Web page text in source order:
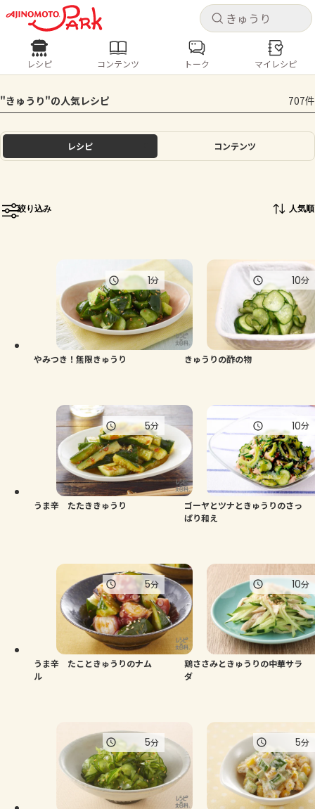
キャ
ログインするとレシピを保存できます
ログイン
ホーム
トーク
よくあるお問い合わせ
お買い物
キャ
レシピ コンテンツ
人気の食材・レシピ
きゅうり なす トマト とうもろこし
ピーマン
レシピ コンテンツ トーク マイレシピ
"きゅうり"の人気レシピ 707件
レシピ コンテンツ
絞り込み 人気順
やみつき！無限きゅうり
1分
きゅうりの酢の物
10分
うま辛 たたききゅうり
5分
ゴーヤとツナときゅうりのさっ
ぱり和え
10分
うま辛 たこときゅうりのナム
ル
5分
鶏ささみときゅうりの中華サラ
ダ
10分
5分 5分